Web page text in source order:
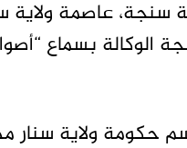
الوكالة بسماع
ولاية سنار